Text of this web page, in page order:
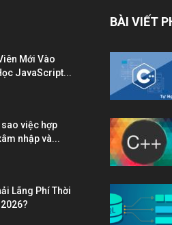
Mới Vào
JavaScript...
việc hợp
nhập và...
Lãng Phí Thời
BÀI VIẾT